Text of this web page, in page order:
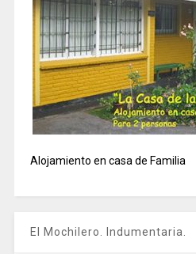
Alojamiento en casa de Familia
El Mochilero. Indumentaria.